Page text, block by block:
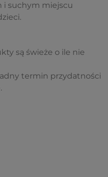
i suchym miejscu
są świeże o ile nie
termin przydatności